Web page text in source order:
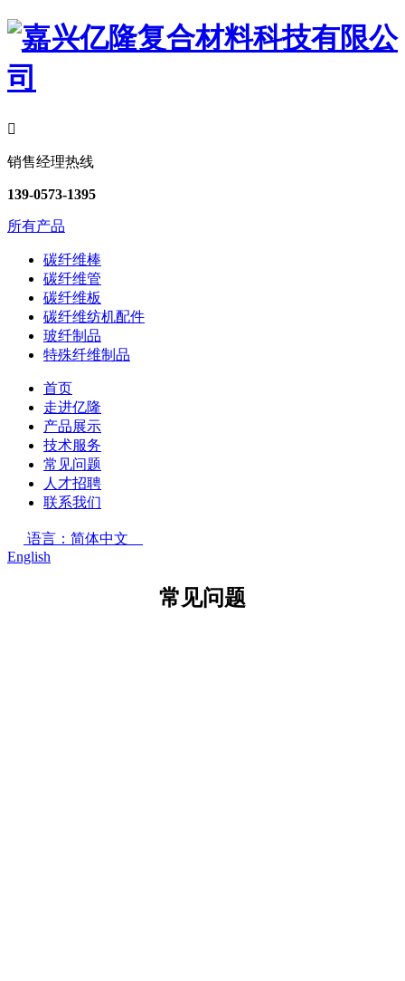

销售经理热线
139-0573-1395
所有产品
碳纤维棒
碳纤维管
碳纤维板
碳纤维纺机配件
玻纤制品
特殊纤维制品
首页
走进亿隆
产品展示
技术服务
常见问题
人才招聘
联系我们
语言：简体中文
English
常见问题